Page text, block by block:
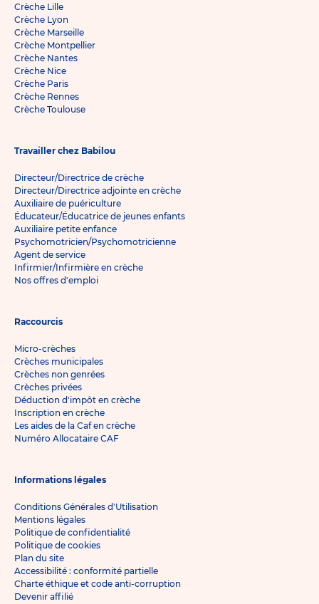
Crèche Lille
Crèche Lyon
Crèche Marseille
Crèche Montpellier
Crèche Nantes
Crèche Nice
Crèche Paris
Crèche Rennes
Crèche Toulouse
Travailler chez Babilou
Directeur/Directrice de crèche
Directeur/Directrice adjointe en crèche
Auxiliaire de puériculture
Éducateur/Éducatrice de jeunes enfants
Auxiliaire petite enfance
Psychomotricien/Psychomotricienne
Agent de service
Infirmier/Infirmière en crèche
Nos offres d'emploi
Raccourcis
Micro-crèches
Crèches municipales
Crèches non genrées
Crèches privées
Déduction d'impôt en crèche
Inscription en crèche
Les aides de la Caf en crèche
Numéro Allocataire CAF
Informations légales
Conditions Générales d'Utilisation
Mentions légales
Politique de confidentialité
Politique de cookies
Plan du site
Accessibilité : conformité partielle
Charte éthique et code anti-corruption
Devenir affilié